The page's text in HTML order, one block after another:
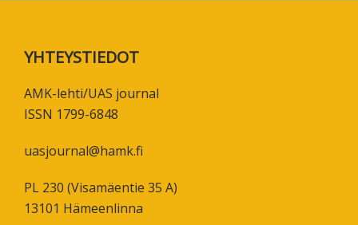
Footer
YHTEYSTIEDOT
AMK-lehti/UAS journal
ISSN 1799-6848
uasjournal@hamk.fi
PL 230 (Visamäentie 35 A)
13101 Hämeenlinna